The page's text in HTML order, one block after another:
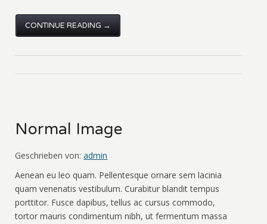
CONTINUE READING →
Normal Image
Geschrieben von: admin
Aenean eu leo quam. Pellentesque ornare sem lacinia
quam venenatis vestibulum. Curabitur blandit tempus
porttitor. Fusce dapibus, tellus ac cursus commodo,
tortor mauris condimentum nibh, ut fermentum massa